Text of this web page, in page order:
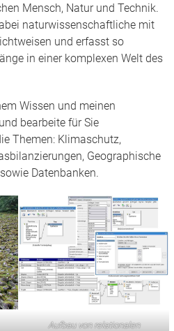
Mensch, Natur und Technik.
naturwissenschaftliche mit
und erfasst so
in einer komplexen Welt des
Wissen und meinen
bearbeite für Sie
Themen: Klimaschutz,
Geographische
Datenbanken.
Aufbau von relationalen